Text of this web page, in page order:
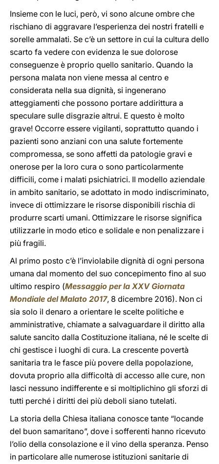
Insieme con le luci, però, vi sono alcune ombre che
rischiano di aggravare l’esperienza dei nostri fratelli e
sorelle ammalati. Se c’è un settore in cui la cultura dello
scarto fa vedere con evidenza le sue dolorose
conseguenze è proprio quello sanitario. Quando la
persona malata non viene messa al centro e
considerata nella sua dignità, si ingenerano
atteggiamenti che possono portare addirittura a
speculare sulle disgrazie altrui. E questo è molto
grave! Occorre essere vigilanti, soprattutto quando i
pazienti sono anziani con una salute fortemente
compromessa, se sono affetti da patologie gravi e
onerose per la loro cura o sono particolarmente
difficili, come i malati psichiatrici. Il modello aziendale
in ambito sanitario, se adottato in modo indiscriminato,
invece di ottimizzare le risorse disponibili rischia di
produrre scarti umani. Ottimizzare le risorse significa
utilizzarle in modo etico e solidale e non penalizzare i
più fragili.
Al primo posto c’è l’inviolabile dignità di ogni persona
umana dal momento del suo concepimento fino al suo
ultimo respiro (Messaggio per la XXV Giornata
Mondiale del Malato 2017, 8 dicembre 2016). Non ci
sia solo il denaro a orientare le scelte politiche e
amministrative, chiamate a salvaguardare il diritto alla
salute sancito dalla Costituzione italiana, né le scelte di
chi gestisce i luoghi di cura. La crescente povertà
sanitaria tra le fasce più povere della popolazione,
dovuta proprio alla difficoltà di accesso alle cure, non
lasci nessuno indifferente e si moltiplichino gli sforzi di
tutti perché i diritti dei più deboli siano tutelati.
La storia della Chiesa italiana conosce tante “locande
del buon samaritano”, dove i sofferenti hanno ricevuto
l’olio della consolazione e il vino della speranza. Penso
in particolare alle numerose istituzioni sanitarie di